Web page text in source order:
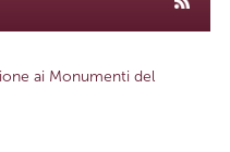
ai Monumenti del